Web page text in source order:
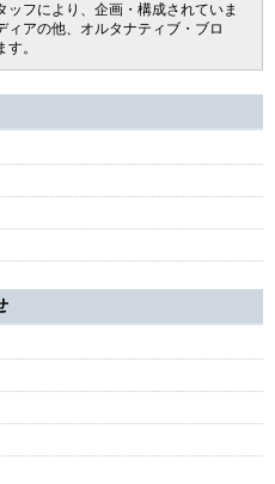
フにより、企画・構成されていま
アの他、オルタナティブ・ブロ
。